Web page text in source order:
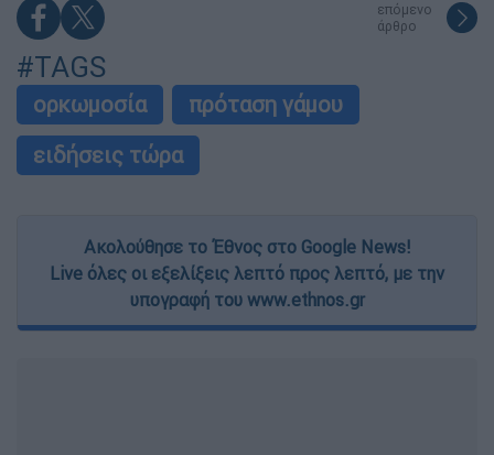
επόμενο
άρθρο
#TAGS
ορκωμοσία
πρόταση γάμου
ειδήσεις τώρα
Ακολούθησε το Έθνος στο Google News!
Live όλες οι εξελίξεις λεπτό προς λεπτό, με την
υπογραφή του www.ethnos.gr